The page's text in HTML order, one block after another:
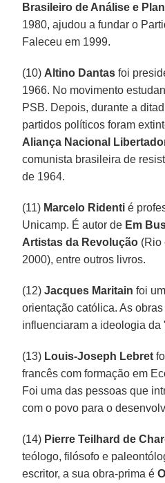
Brasileiro de Análise e
1980, ajudou a fundar o
Faleceu em 1999.
(10) Altino Dantas foi
1966. No movimento
PSB. Depois, durante a
partidos políticos foram
Aliança Nacional
comunista brasileira de
de 1964.
(11) Marcelo Ridenti é
Unicamp. É autor de Em
Artistas da Revolução (Rio
2000), entre outros livros.
(12)Jacques Maritain foi
orientação católica. As
influenciaram a ideologia da
(13) Louis-Joseph Lebret
francês com formação em
Foi uma das pessoas que
com o povo para o
(14) Pierre Teilhard de
teólogo, filósofo e
escritor, a sua obra-prima é